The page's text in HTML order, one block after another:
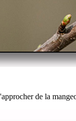
de la